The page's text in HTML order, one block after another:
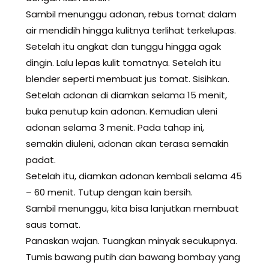
Sambil menunggu adonan, rebus tomat dalam
air mendidih hingga kulitnya terlihat terkelupas.
Setelah itu angkat dan tunggu hingga agak
dingin. Lalu lepas kulit tomatnya. Setelah itu
blender seperti membuat jus tomat. Sisihkan.
Setelah adonan di diamkan selama 15 menit,
buka penutup kain adonan. Kemudian uleni
adonan selama 3 menit. Pada tahap ini,
semakin diuleni, adonan akan terasa semakin
padat.
Setelah itu, diamkan adonan kembali selama 45
– 60 menit. Tutup dengan kain bersih.
Sambil menunggu, kita bisa lanjutkan membuat
saus tomat.
Panaskan wajan. Tuangkan minyak secukupnya.
Tumis bawang putih dan bawang bombay yang